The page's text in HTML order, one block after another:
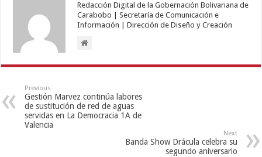
Redacción Digital de la Gobernación Bolivariana de
Carabobo | Secretaría de Comunicación e
Información | Dirección de Diseño y Creación
Previous
Gestión Marvez continúa labores
de sustitución de red de aguas
servidas en La Democracia 1A de
Valencia
Next
Banda Show Drácula celebra su
segundo aniversario